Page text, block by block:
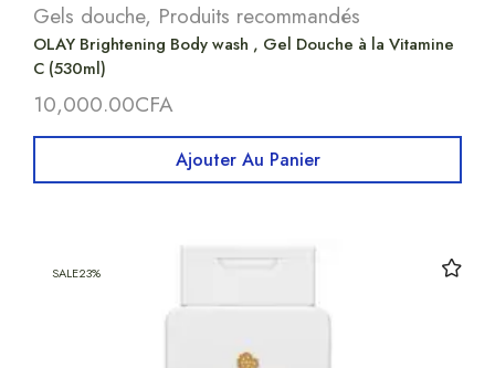
Gels douche, Produits recommandés
OLAY Brightening Body wash , Gel Douche à la Vitamine
C (530ml)
10,000.00CFA
Ajouter Au Panier
SALE23%